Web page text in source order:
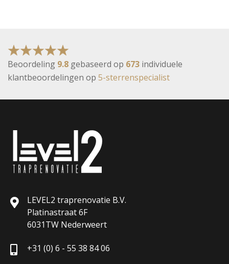
Beoordeling 9.8 gebaseerd op 673 individuele
klantbeoordelingen op 5-sterrenspecialist
LEVEL2 traprenovatie B.V.
Platinastraat 6F
6031TW Nederweert
+31 (0) 6 - 55 38 84 06